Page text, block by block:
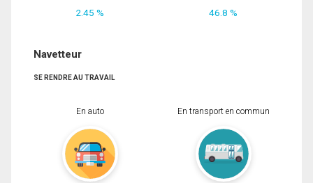
2.45 % 46.8 %
Navetteur
SE RENDRE AU TRAVAIL
En auto En transport en commun